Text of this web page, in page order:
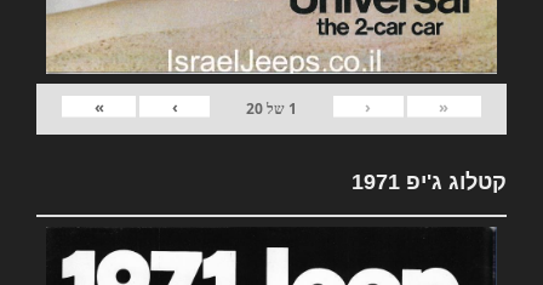
«
‹
1 של20
›
»
קטלוג ג'יפ 1971